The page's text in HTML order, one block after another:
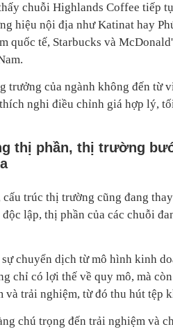
chuỗi Highlands Coffee tiếp
hiệu nội địa như Katinat hay
quốc tế, Starbucks và
trưởng của ngành không đến từ
nghi điều chỉnh giá hợp lý,
thị phần, thị trường
trúc thị trường cũng đang
lập, thị phần của các chuỗi
chuyển dịch từ mô hình kinh
chỉ có lợi thế về quy mô, mà
và trải nghiệm, từ đó thu hút tệp
chú trọng đến trải nghiệm và